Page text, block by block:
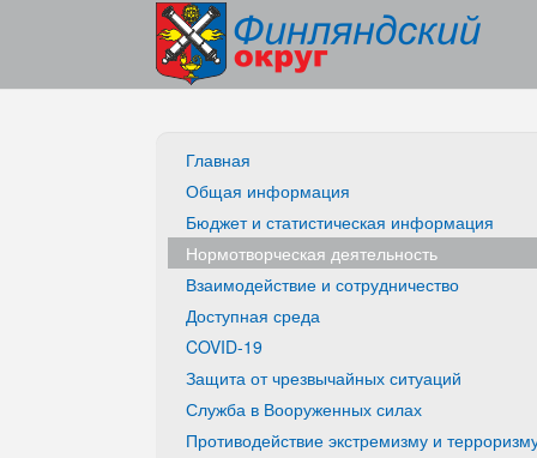
Главная
Общая информация
Бюджет и статистическая информация
Нормотворческая деятельность
Взаимодействие и сотрудничество
Доступная среда
COVID-19
Защита от чрезвычайных ситуаций
Служба в Вооруженных силах
Противодействие экстремизму и